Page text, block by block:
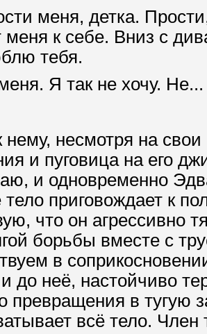
меня, детка.
меня к себе. Вниз с
тебя.
Я так не хочу. Не...
несмотря на
и пуговица на его
и одновременно
тело приговождает к
что он агрессивно
борьбы вместе с
в
до неё, настойчиво
превращения в тугую
всё тело.